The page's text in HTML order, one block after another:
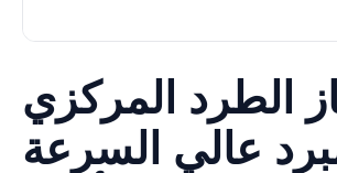
الطرد المركزي
عالي السرعة